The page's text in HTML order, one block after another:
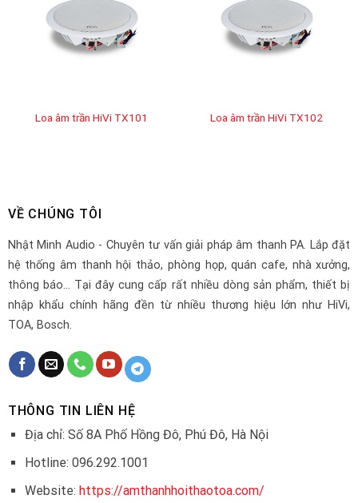
Loa âm trần HiVi TX101 Loa âm trần HiVi TX102
VỀ CHÚNG TÔI
Nhật Minh Audio - Chuyên tư vấn giải pháp âm thanh PA. Lắp đặt
hệ thống âm thanh hội thảo, phòng họp, quán cafe, nhà xưởng,
thông báo... Tại đây cung cấp rất nhiều dòng sản phẩm, thiết bị
nhập khẩu chính hãng đền từ nhiều thương hiệu lớn như HiVi,
TOA, Bosch.
THÔNG TIN LIÊN HỆ
Địa chỉ: Số 8A Phố Hồng Đô, Phú Đô, Hà Nội
Hotline: 096.292.1001
Website: https://amthanhhoithaotoa.com/